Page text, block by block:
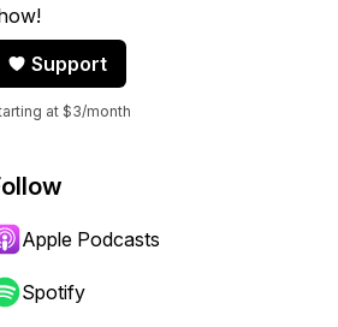
or backward.
Support
at $3/month
Apple Podcasts
Spotify